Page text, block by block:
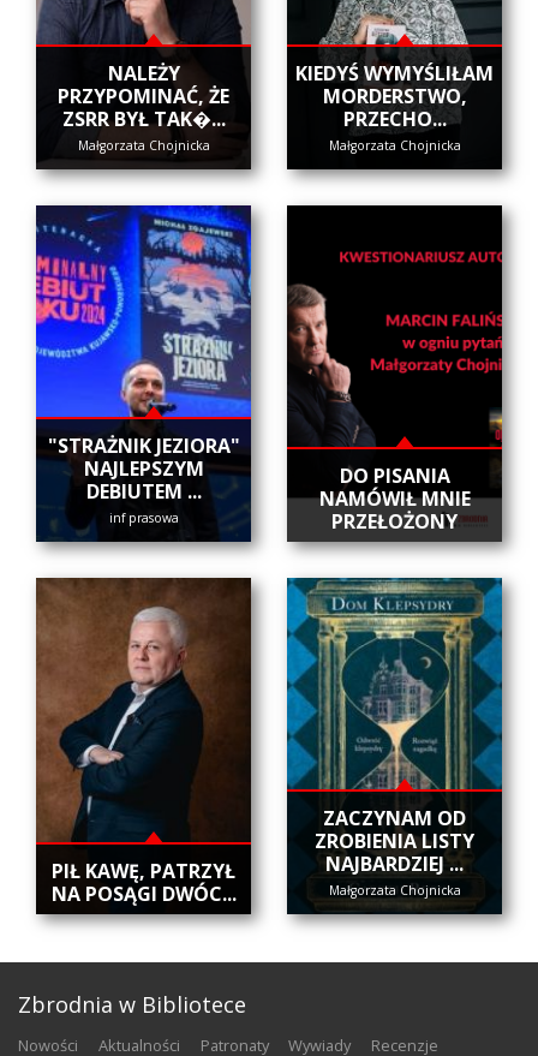
NALEŻY
PRZYPOMINAĆ, ŻE
ZSRR BYŁ TAK�...
Małgorzata Chojnicka
KIEDYŚ WYMYŚLIŁAM
MORDERSTWO,
PRZECHO...
Małgorzata Chojnicka
"STRAŻNIK JEZIORA"
NAJLEPSZYM
DEBIUTEM ...
inf prasowa
DO PISANIA
NAMÓWIŁ MNIE
PRZEŁOŻONY
​PIŁ KAWĘ, PATRZYŁ
NA POSĄGI DWÓC...
ZACZYNAM OD
ZROBIENIA LISTY
NAJBARDZIEJ ...
Małgorzata Chojnicka
Zbrodnia w Bibliotece
nowości aktualności patronaty wywiady recenzje